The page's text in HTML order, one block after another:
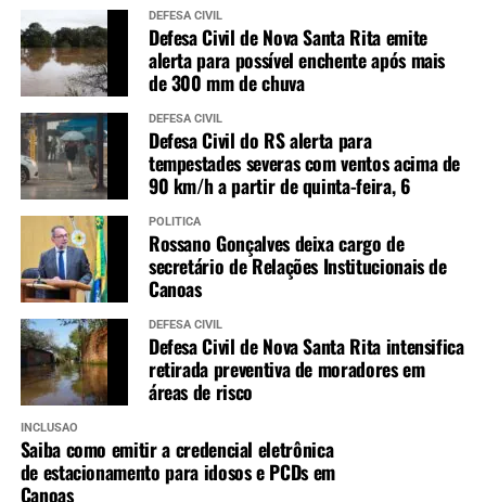
DEFESA CIVIL
Defesa Civil de Nova Santa Rita emite
alerta para possível enchente após mais
de 300 mm de chuva
DEFESA CIVIL
Defesa Civil do RS alerta para
tempestades severas com ventos acima de
90 km/h a partir de quinta-feira, 6
POLÍTICA
Rossano Gonçalves deixa cargo de
secretário de Relações Institucionais de
Canoas
DEFESA CIVIL
Defesa Civil de Nova Santa Rita intensifica
retirada preventiva de moradores em
áreas de risco
INCLUSÃO
Saiba como emitir a credencial eletrônica
de estacionamento para idosos e PCDs em
Canoas